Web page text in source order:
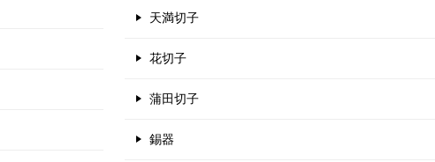
天満切子
花切子
蒲田切子
錫器